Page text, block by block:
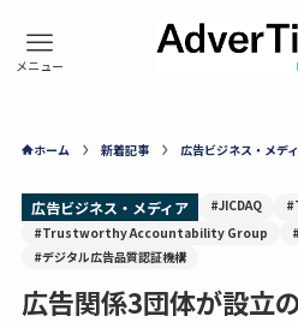
ホーム 新着記事 広告ビジネス・メデ
広告ビジネス・メディア #JICDAQ
#Trustworthy Accountability Group
#デジタル広告品質認証機構
広告関係3団体が設立